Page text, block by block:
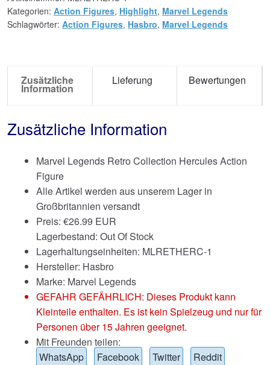
Kategorien: Action Figures, Highlight, Marvel Legends
Schlagwörter: Action Figures, Hasbro, Marvel Legends
Zusätzliche
Information
Lieferung Bewertungen
Zusätzliche Information
Marvel Legends Retro Collection Hercules Action
Figure
Alle Artikel werden aus unserem Lager in
Großbritannien versandt
Preis: €26.99 EUR
Lagerbestand: Out Of Stock
Lagerhaltungseinheiten: MLRETHERC-1
Hersteller: Hasbro
Marke: Marvel Legends
GEFAHR GEFÄHRLICH: Dieses Produkt kann
Kleinteile enthalten. Es ist kein Spielzeug und nur für
Personen über 15 Jahren geeignet.
Mit Freunden teilen:
WhatsApp
Facebook Twitter Reddit